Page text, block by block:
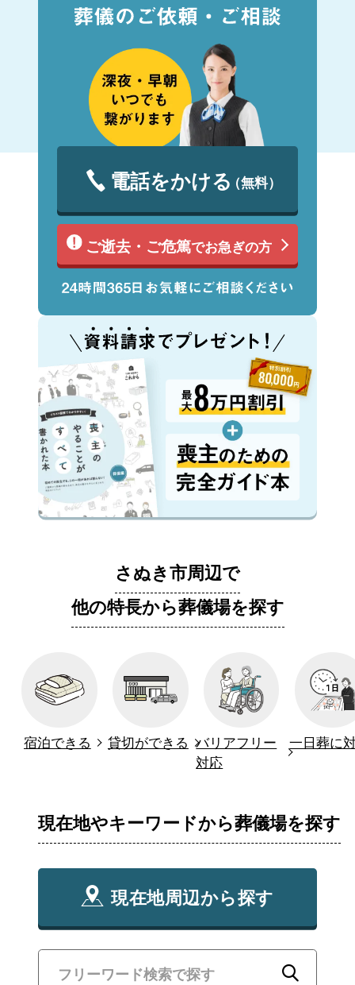
電話をかける（無料）
ご逝去・ご危篤でお急ぎの方
さぬき市周辺で
他の特長から葬儀場を探す
宿泊できる 貸切ができる バリアフリー
対応
一日葬に
現在地やキーワードから葬儀場を探す
現在地周辺から探す